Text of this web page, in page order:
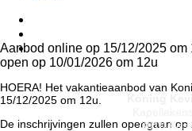
3010
Aanbod online op 15/12/2025
open op 10/01/2026 om 12u
HOERA! Het vakantieaanbod van
15/12/2025 om 12u.
De inschrijvingen zullen opengaan